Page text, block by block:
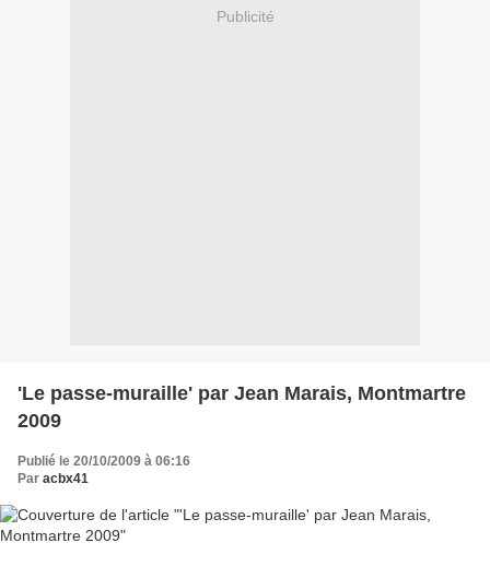
Publicité
'Le passe-muraille' par Jean Marais, Montmartre
2009
Publié le 20/10/2009 à 06:16
Par acbx41